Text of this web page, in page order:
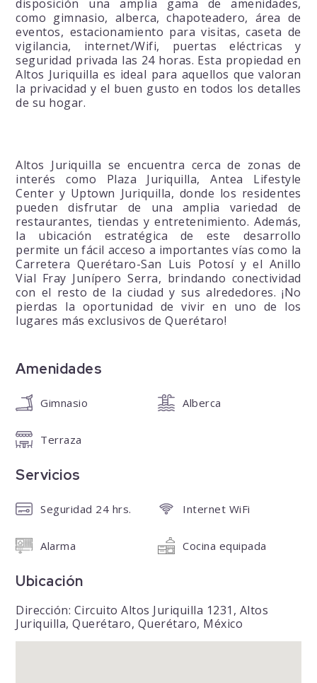
disposición una amplia gama de amenidades,
como gimnasio, alberca, chapoteadero, área de
eventos, estacionamiento para visitas, caseta de
vigilancia, internet/Wifi, puertas eléctricas y
seguridad privada las 24 horas. Esta propiedad en
Altos Juriquilla es ideal para aquellos que valoran
la privacidad y el buen gusto en todos los detalles
de su hogar.
Altos Juriquilla se encuentra cerca de zonas de
interés como Plaza Juriquilla, Antea Lifestyle
Center y Uptown Juriquilla, donde los residentes
pueden disfrutar de una amplia variedad de
restaurantes, tiendas y entretenimiento. Además,
la ubicación estratégica de este desarrollo
permite un fácil acceso a importantes vías como la
Carretera Querétaro-San Luis Potosí y el Anillo
Vial Fray Junípero Serra, brindando conectividad
con el resto de la ciudad y sus alrededores. ¡No
pierdas la oportunidad de vivir en uno de los
lugares más exclusivos de Querétaro!
Amenidades
Gimnasio Alberca
Terraza
Servicios
Seguridad 24 hrs. Internet WiFi
Alarma Cocina equipada
Ubicación
Dirección: Circuito Altos Juriquilla 1231, Altos
Juriquilla, Querétaro, Querétaro, México